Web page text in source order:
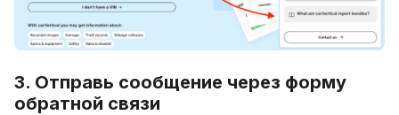
3. Отправь сообщение через форму
обратной связи